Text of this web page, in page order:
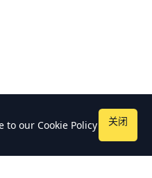
to our Cookie Policy 关闭